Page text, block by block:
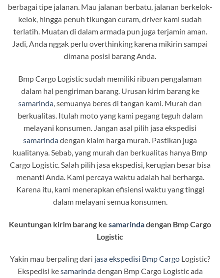
berbagai tipe jalanan. Mau jalanan berbatu, jalanan berkelok-
kelok, hingga penuh tikungan curam, driver kami sudah
terlatih. Muatan di dalam armada pun juga terjamin aman.
Jadi, Anda nggak perlu overthinking karena mikirin sampai
dimana posisi barang Anda.
Bmp Cargo Logistic sudah memiliki ribuan pengalaman
dalam hal pengiriman barang. Urusan kirim barang ke
samarinda, semuanya beres di tangan kami. Murah dan
berkualitas. Itulah moto yang kami pegang teguh dalam
melayani konsumen. Jangan asal pilih jasa ekspedisi
samarindadengan klaim harga murah. Pastikan juga
kualitanya. Sebab, yang murah dan berkualitas hanya Bmp
Cargo Logistic. Salah pilih jasa ekspedisi, kerugian besar bisa
menanti Anda. Kami percaya waktu adalah hal berharga.
Karena itu, kami menerapkan efisiensi waktu yang tinggi
dalam melayani semua konsumen.
Keuntungan kirim barang ke samarindadengan Bmp Cargo
Logistic
Yakin mau berpaling dari jasa ekspedisi Bmp Cargo Logistic?
Ekspedisi kesamarindadengan Bmp Cargo Logistic ada